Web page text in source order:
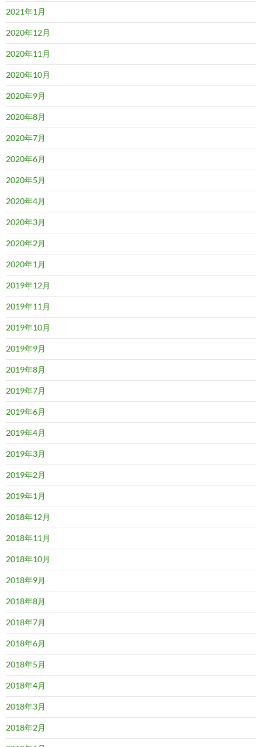
2021年1月
2020年12月
2020年11月
2020年10月
2020年9月
2020年8月
2020年7月
2020年6月
2020年5月
2020年4月
2020年3月
2020年2月
2020年1月
2019年12月
2019年11月
2019年10月
2019年9月
2019年8月
2019年7月
2019年6月
2019年4月
2019年3月
2019年2月
2019年1月
2018年12月
2018年11月
2018年10月
2018年9月
2018年8月
2018年7月
2018年6月
2018年5月
2018年4月
2018年3月
2018年2月